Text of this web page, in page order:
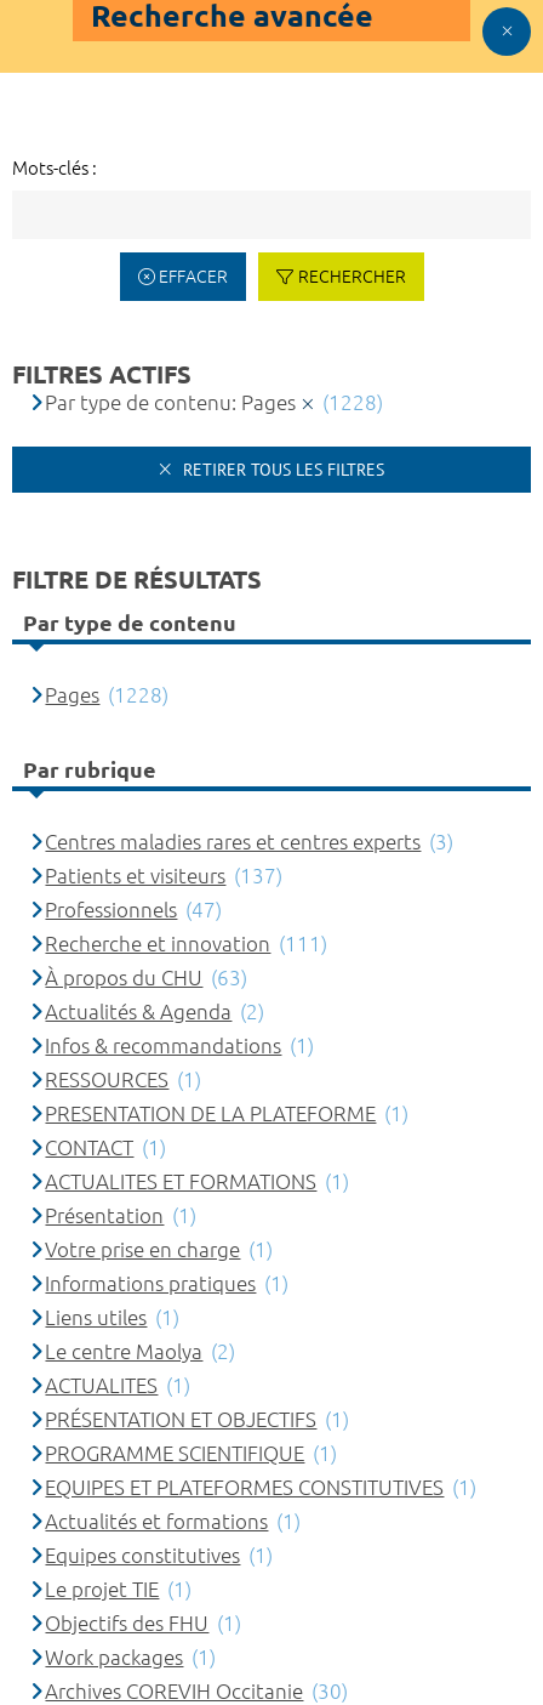
Recherche avancée
Mots-clés :
EFFACER RECHERCHER
FILTRES ACTIFS
Par type de contenu: Pages (1228)
RETIRER TOUS LES FILTRES
FILTRE DE RÉSULTATS
Par type de contenu
Pages (1228)
Par rubrique
Centres maladies rares et centres experts (3)
Patients et visiteurs (137)
Professionnels (47)
Recherche et innovation (111)
À propos du CHU (63)
Actualités & Agenda (2)
Infos & recommandations (1)
RESSOURCES (1)
PRESENTATION DE LA PLATEFORME (1)
CONTACT (1)
ACTUALITES ET FORMATIONS (1)
Présentation (1)
Votre prise en charge (1)
Informations pratiques (1)
Liens utiles (1)
Le centre Maolya (2)
ACTUALITES (1)
PRÉSENTATION ET OBJECTIFS (1)
PROGRAMME SCIENTIFIQUE (1)
EQUIPES ET PLATEFORMES CONSTITUTIVES (1)
Actualités et formations (1)
Equipes constitutives (1)
Le projet TIE (1)
Objectifs des FHU (1)
Work packages (1)
Archives COREVIH Occitanie (30)